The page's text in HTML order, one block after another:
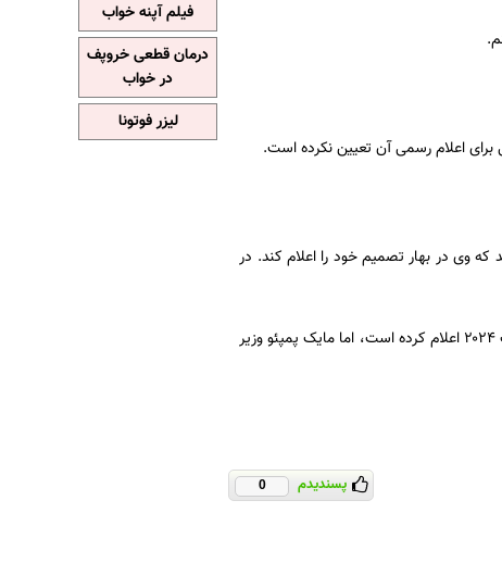
اعلام رسمی آن تعیین نکرده است.
که وی در بهار تصمیم خود را اعلام کند. در
دونالد ترامپ رئیس جمهوری سابق آمریکا از حزب جمهوریخواه قصد خود را برای نامزدی در انتخابات ۲۰۲۴ اعلام کرده است، اما مایک پمپئو وزیر
پسندیدم 0
فیلم آپنه خواب
درمان قطعی خروپف
در خواب
لیزر فوتونا